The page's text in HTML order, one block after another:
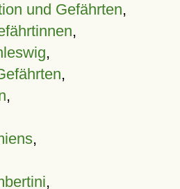
und Gefährten,
,
,
,
,
,
,